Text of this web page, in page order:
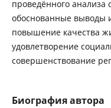
проведённого
обоснованные выводы
повышение качества
удовлетворение
совершенствование
Биография автора